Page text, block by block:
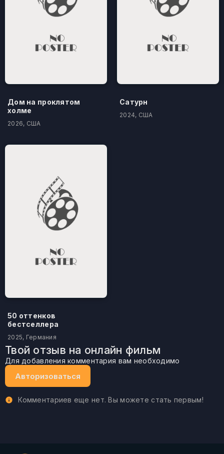
Дом на проклятом
холме
2026, США
Сатурн
2024, США
50 оттенков
бестселлера
2025, Германия
Твой отзыв на онлайн фильм
Для добавления комментария вам необходимо
Авторизоваться
Комментариев еще нет. Вы можете стать первым!